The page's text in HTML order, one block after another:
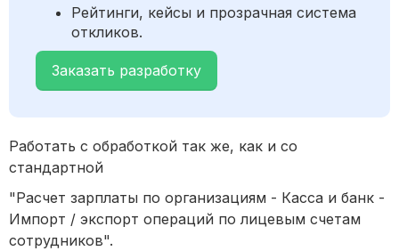
Рейтинги, кейсы и прозрачная система
откликов.
Заказать разработку
Работать с обработкой так же, как и со
стандартной
"Расчет зарплаты по организациям - Касса и банк -
Импорт / экспорт операций по лицевым счетам
сотрудников".